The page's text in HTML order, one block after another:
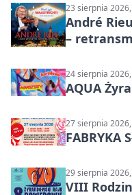
23 sierpnia
André
–
24 sierpnia
AQUA
27 sierpnia
FABRYKA
29 sierpnia
VIII